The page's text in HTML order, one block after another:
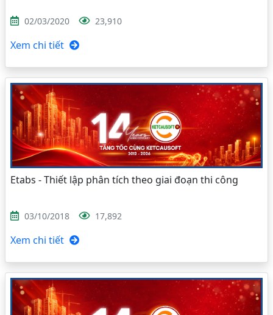
02/03/2020 23,910
Xem chi tiết
Etabs - Thiết lập phân tích theo giai đoạn thi công
03/10/2018 17,892
Xem chi tiết